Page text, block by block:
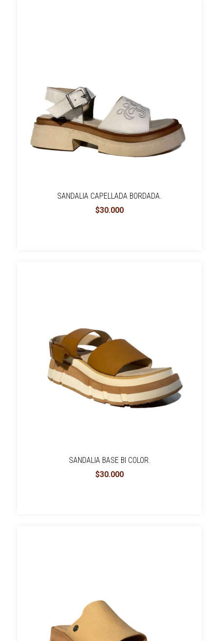
SANDALIA CAPELLADA BORDADA.
$30.000
SANDALIA BASE BI COLOR.
$30.000